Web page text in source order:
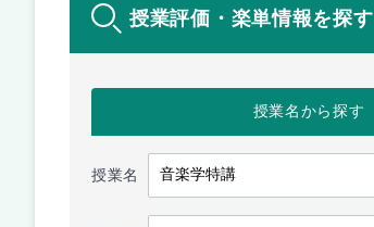
授業評価・楽単情報を探す
授業名から探す
授業名